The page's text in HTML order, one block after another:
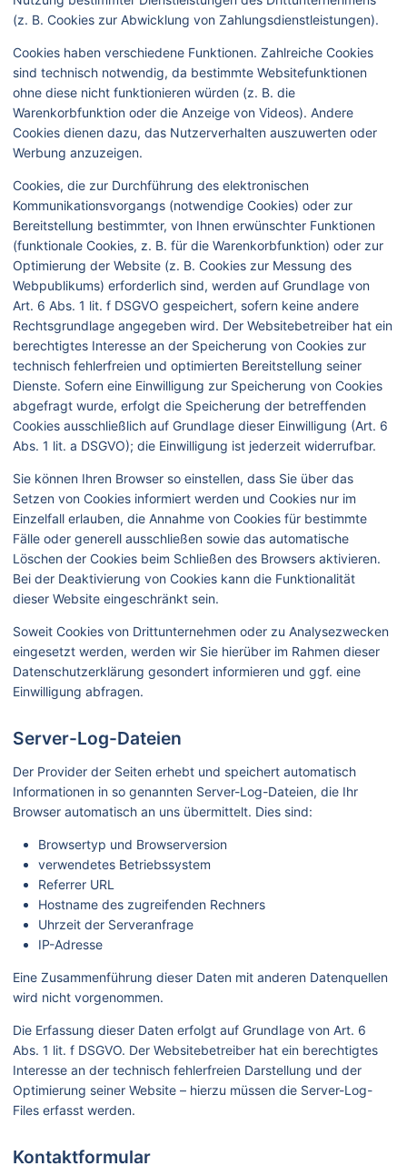
(z. B. Cookies zur Abwicklung von Zahlungsdienstleistungen).
Cookies haben verschiedene Funktionen. Zahlreiche Cookies
sind technisch notwendig, da bestimmte Websitefunktionen
ohne diese nicht funktionieren würden (z. B. die
Warenkorbfunktion oder die Anzeige von Videos). Andere
Cookies dienen dazu, das Nutzerverhalten auszuwerten oder
Werbung anzuzeigen.
Cookies, die zur Durchführung des elektronischen
Kommunikationsvorgangs (notwendige Cookies) oder zur
Bereitstellung bestimmter, von Ihnen erwünschter Funktionen
(funktionale Cookies, z. B. für die Warenkorbfunktion) oder zur
Optimierung der Website (z. B. Cookies zur Messung des
Webpublikums) erforderlich sind, werden auf Grundlage von
Art. 6 Abs. 1 lit. f DSGVO gespeichert, sofern keine andere
Rechtsgrundlage angegeben wird. Der Websitebetreiber hat ein
berechtigtes Interesse an der Speicherung von Cookies zur
technisch fehlerfreien und optimierten Bereitstellung seiner
Dienste. Sofern eine Einwilligung zur Speicherung von Cookies
abgefragt wurde, erfolgt die Speicherung der betreffenden
Cookies ausschließlich auf Grundlage dieser Einwilligung (Art. 6
Abs. 1 lit. a DSGVO); die Einwilligung ist jederzeit widerrufbar.
Sie können Ihren Browser so einstellen, dass Sie über das
Setzen von Cookies informiert werden und Cookies nur im
Einzelfall erlauben, die Annahme von Cookies für bestimmte
Fälle oder generell ausschließen sowie das automatische
Löschen der Cookies beim Schließen des Browsers aktivieren.
Bei der Deaktivierung von Cookies kann die Funktionalität
dieser Website eingeschränkt sein.
Soweit Cookies von Drittunternehmen oder zu Analysezwecken
eingesetzt werden, werden wir Sie hierüber im Rahmen dieser
Datenschutzerklärung gesondert informieren und ggf. eine
Einwilligung abfragen.
Server-Log-Dateien
Der Provider der Seiten erhebt und speichert automatisch
Informationen in so genannten Server-Log-Dateien, die Ihr
Browser automatisch an uns übermittelt. Dies sind:
Browsertyp und Browserversion
verwendetes Betriebssystem
Referrer URL
Hostname des zugreifenden Rechners
Uhrzeit der Serveranfrage
IP-Adresse
Eine Zusammenführung dieser Daten mit anderen Datenquellen
wird nicht vorgenommen.
Die Erfassung dieser Daten erfolgt auf Grundlage von Art. 6
Abs. 1 lit. f DSGVO. Der Websitebetreiber hat ein berechtigtes
Interesse an der technisch fehlerfreien Darstellung und der
Optimierung seiner Website – hierzu müssen die Server-Log-
Files erfasst werden.
Kontaktformular